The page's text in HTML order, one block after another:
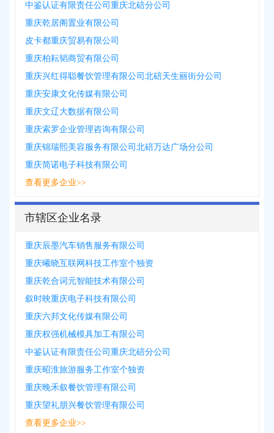
中鉴认证有限责任公司重庆北碚分公司
重庆乾居阁置业有限公司
皮卡都重庆贸易有限公司
重庆柏耘韬商贸有限公司
重庆兴红得聪餐饮管理有限公司北碚天生丽街分公司
重庆安康文化传媒有限公司
重庆文辽大数据有限公司
重庆索罗企业管理咨询有限公司
重庆锦瑞熙美容服务有限公司北碚万达广场分公司
重庆简诺电子科技有限公司
查看更多企业>>
市辖区企业名录
重庆辰墨汽车销售服务有限公司
重庆曦晓互联网科技工作室个独资
重庆乾合词元智能技术有限公司
叙时映重庆电子科技有限公司
重庆六邦文化传媒有限公司
重庆权强机械模具加工有限公司
中鉴认证有限责任公司重庆北碚分公司
重庆昭淮旅游服务工作室个独资
重庆晚禾叙餐饮管理有限公司
重庆望礼朋兴餐饮管理有限公司
查看更多企业>>